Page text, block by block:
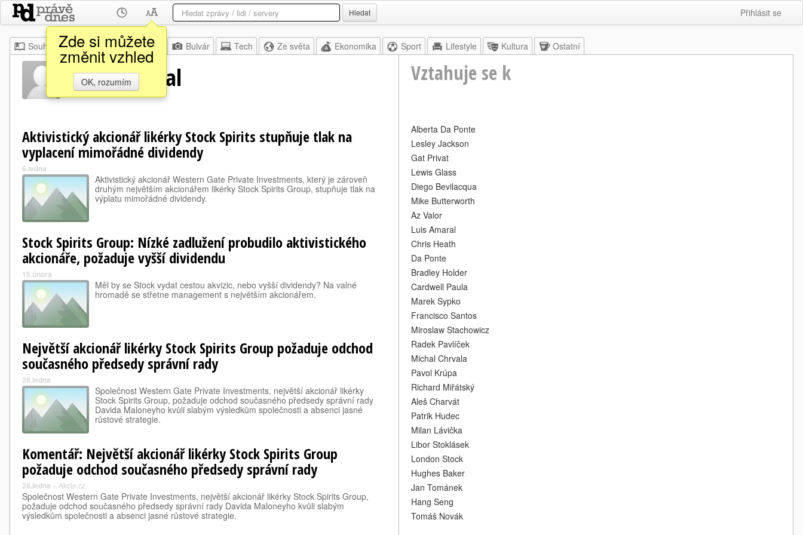
Zde si můžete
změnit vzhled
OK, rozumím
Hledat Přihlásit se
Souhrn Moje Z domova Bulvár Tech Ze světa Ekonomika Sport Lifestyle Kultura Ostatní
Luise Amaral Vztahuje se k
Aktivistický akcionář likérky Stock Spirits stupňuje tlak na
vyplacení mimořádné dividendy
6.ledna
Aktivistický akcionář Western Gate Private Investments, který je zároveň
druhým největším akcionářem likérky Stock Spirits Group, stupňuje tlak na
výplatu mimořádné dividendy.
Stock Spirits Group: Nízké zadlužení probudilo aktivistického
akcionáře, požaduje vyšší dividendu
15.února
Měl by se Stock vydat cestou akvizic, nebo vyšší dividendy? Na valné
hromadě se střetne management s největším akcionářem.
Největší akcionář likérky Stock Spirits Group požaduje odchod
současného předsedy správní rady
28.ledna
Společnost Western Gate Private Investments, největší akcionář likérky
Stock Spirits Group, požaduje odchod současného předsedy správní rady
Davida Maloneyho kvůli slabým výsledkům společnosti a absenci jasné
růstové strategie.
Komentář: Největší akcionář likérky Stock Spirits Group
požaduje odchod současného předsedy správní rady
28.ledna » Akcie.cz
Společnost Western Gate Private Investments, největší akcionář likérky Stock Spirits Group,
požaduje odchod současného předsedy správní rady Davida Maloneyho kvůli slabým
výsledkům společnosti a absenci jasné růstové strategie.
Alberta Da Ponte
Lesley Jackson
Gat Privat
Lewis Glass
Diego Bevilacqua
Mike Butterworth
Az Valor
Luis Amaral
Chris Heath
Da Ponte
Bradley Holder
Cardwell Paula
Marek Sypko
Francisco Santos
Miroslaw Stachowicz
Radek Pavlíček
Michal Chrvala
Pavol Krúpa
Richard Miřátský
Aleš Charvát
Patrik Hudec
Milan Lávička
Libor Stoklásek
London Stock
Hughes Baker
Jan Tománek
Hang Seng
Tomáš Novák